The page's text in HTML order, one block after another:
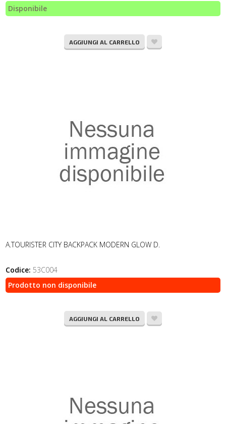
Disponibile
AGGIUNGI AL CARRELLO
A.TOURISTER CITY BACKPACK MODERN GLOW D.
Codice: 53C004
Prodotto non disponibile
AGGIUNGI AL CARRELLO